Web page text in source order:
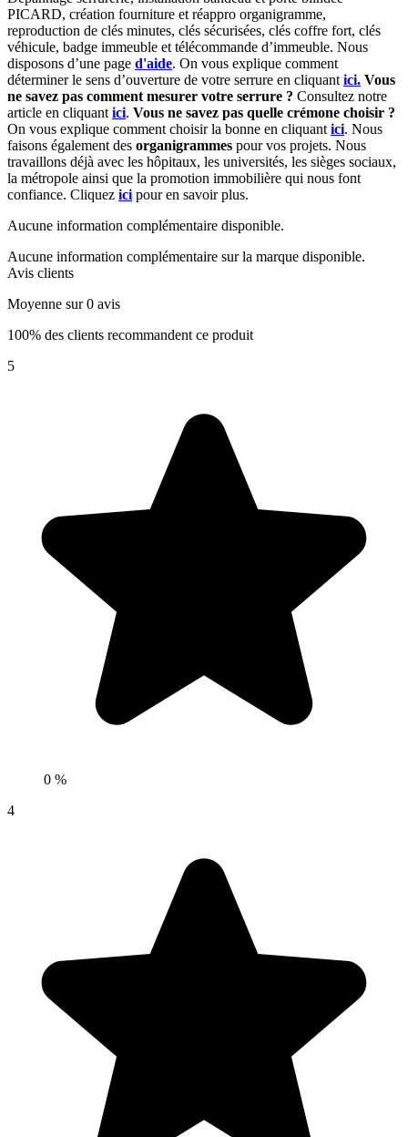
PICARD, création fourniture et réappro organigramme,
reproduction de clés minutes, clés sécurisées, clés coffre fort, clés
véhicule, badge immeuble et télécommande d’immeuble. Nous
disposons d’une page d'aide. On vous explique comment
déterminer le sens d’ouverture de votre serrure en cliquant ici. Vous
ne savez pas comment mesurer votre serrure ? Consultez notre
article en cliquant ici. Vous ne savez pas quelle crémone choisir ?
On vous explique comment choisir la bonne en cliquant ici. Nous
faisons également des organigrammes pour vos projets. Nous
travaillons déjà avec les hôpitaux, les universités, les sièges sociaux,
la métropole ainsi que la promotion immobilière qui nous font
confiance. Cliquez ici pour en savoir plus.
Aucune information complémentaire disponible.
Aucune information complémentaire sur la marque disponible.
Avis clients
Moyenne sur 0 avis
100% des clients recommandent ce produit
5
0 %
4